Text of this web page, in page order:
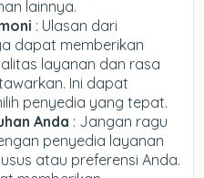
lainnya.
: Ulasan dari
dapat memberikan
layanan dan rasa
Ini dapat
penyedia yang tepat.
Anda : Jangan ragu
penyedia layanan
atau preferensi Anda.